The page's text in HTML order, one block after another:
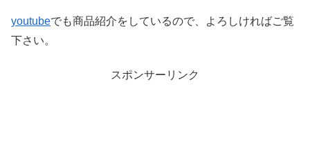
youtubeでも商品紹介をしているので、よろしければご覧
下さい。
スポンサーリンク